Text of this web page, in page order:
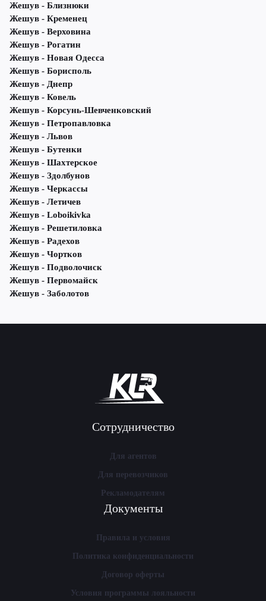
Жешув - Близнюки
Жешув - Кременец
Жешув - Верховина
Жешув - Рогатин
Жешув - Новая Одесса
Жешув - Борисполь
Жешув - Днепр
Жешув - Ковель
Жешув - Корсунь-Шевченковский
Жешув - Петропавловка
Жешув - Львов
Жешув - Бутенки
Жешув - Шахтерское
Жешув - Здолбунов
Жешув - Черкассы
Жешув - Летичeв
Жешув - Loboikivka
Жешув - Решетиловка
Жешув - Радехов
Жешув - Чортков
Жешув - Подволочиск
Жешув - Первомайск
Жешув - Заболотов
Сотрудничество
Для агентов
Для перевозчиков
Рекламодателям
Документы
Правила и условия
Политика конфиденциальности
Договор оферты
Условия программы лояльности